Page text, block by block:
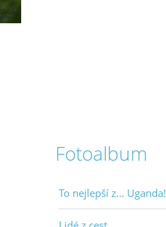
Fotoalbum
To nejlepší z... Uganda!